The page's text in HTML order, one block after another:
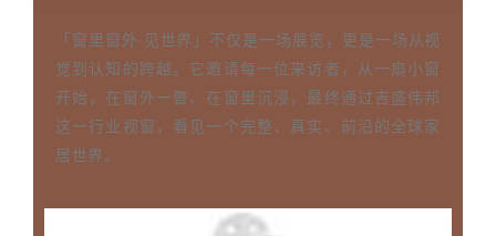
「窗里窗外·见世界」不仅是一场展览，更是一场从视
觉到认知的跨越。它邀请每一位来访者，从一扇小窗
开始，在窗外一瞥、在窗里沉浸，最终通过吉盛伟邦
这一行业视窗，看见一个完整、真实、前沿的全球家
居世界。